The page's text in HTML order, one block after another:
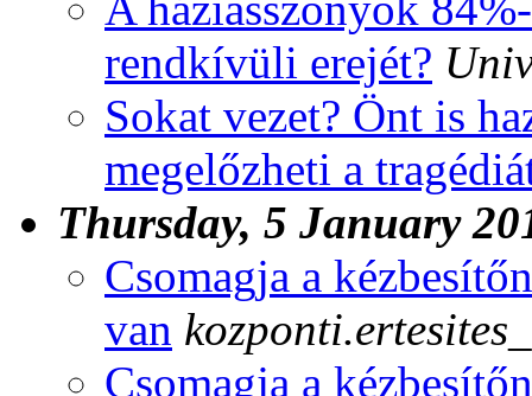
rendkívüli erejét?
Sokat vezet? Önt is
megelőzheti a
Thursday, 5 January
Csomagja a
van
Csomagja a